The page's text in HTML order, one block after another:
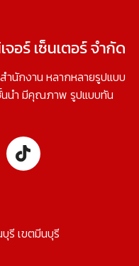
อร์ เซ็นเตอร์ จำกัด
ำนักงาน หลากหลายรูปแบบ
นำ มีคุณภาพ รูปแบบทัน
รี เขตมีนบุรี